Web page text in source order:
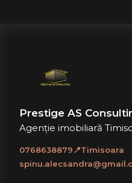
Prestige AS
Agenție imobiliară
0768638879📍Timisoara